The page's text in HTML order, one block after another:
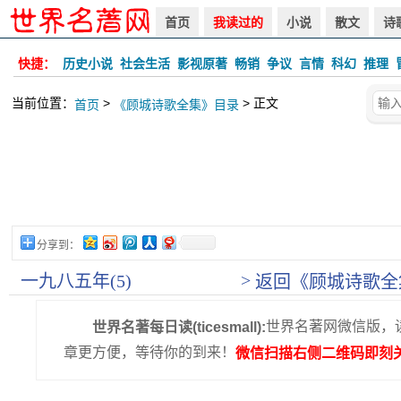
首页 我读过的 小说 散文 诗
快捷： 历史小说 社会生活 影视原著 畅销 争议 言情 科幻 推理
当前位置： 首页 > 《顾城诗歌全集》目录 > 正文
分享到：
一九八五年(5) > 返回《顾城诗歌
世界名著每日读(ticesmall):世界名著网微信版，
章更方便，等待你的到来！ 微信扫描右侧二维码即刻